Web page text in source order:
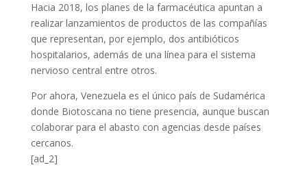
Hacia 2018, los planes de la farmacéutica apuntan a
realizar lanzamientos de productos de las compañías
que representan, por ejemplo, dos antibióticos
hospitalarios, además de una línea para el sistema
nervioso central entre otros.
Por ahora, Venezuela es el único país de Sudamérica
donde Biotoscana no tiene presencia, aunque buscan
colaborar para el abasto con agencias desde países
cercanos.
[ad_2]